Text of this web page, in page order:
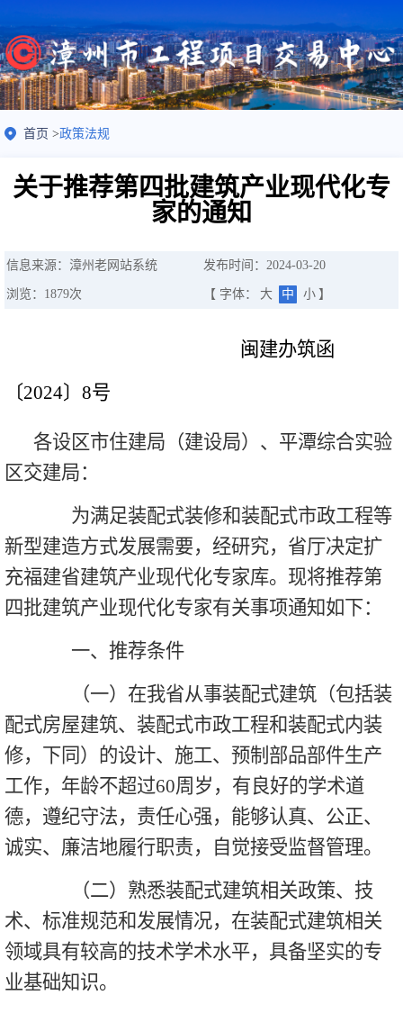
首页 >政策法规
关于推荐第四批建筑产业现代化专
家的通知
信息来源：漳州老网站系统 发布时间：2024-03-20
浏览： 1879次 【 字体： 大 中 小 】
闽建办筑函
〔2024〕8号
各设区市住建局（建设局）、平潭综合实验
区交建局：
为满足装配式装修和装配式市政工程等
新型建造方式发展需要，经研究，省厅决定扩
充福建省建筑产业现代化专家库。现将推荐第
四批建筑产业现代化专家有关事项通知如下：
一、推荐条件
（一）在我省从事装配式建筑（包括装
配式房屋建筑、装配式市政工程和装配式内装
修，下同）的设计、施工、预制部品部件生产
工作，年龄不超过60周岁，有良好的学术道
德，遵纪守法，责任心强，能够认真、公正、
诚实、廉洁地履行职责，自觉接受监督管理。
（二）熟悉装配式建筑相关政策、技
术、标准规范和发展情况，在装配式建筑相关
领域具有较高的技术学术水平，具备坚实的专
业基础知识。